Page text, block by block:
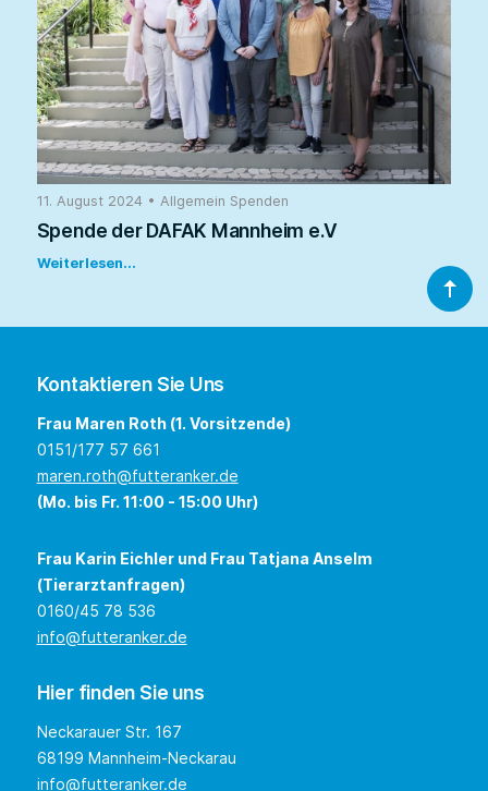
11. August 2024 • Allgemein Spenden
Spende der DAFAK Mannheim e.V
Weiterlesen...
Kontaktieren Sie Uns
Frau Maren Roth (1. Vorsitzende)
0151/177 57 661
maren.roth@futteranker.de
(Mo. bis Fr. 11:00 - 15:00 Uhr)
Frau Karin Eichler und Frau Tatjana Anselm
(Tierarztanfragen)
0160/45 78 536
info@futteranker.de
Hier finden Sie uns
Neckarauer Str. 167
68199 Mannheim-Neckarau
info@futteranker.de